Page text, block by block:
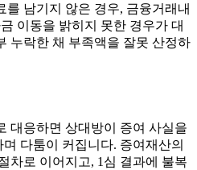
를 남기지 않은 경우, 금융거래내
이동을 밝히지 못한 경우가 대
누락한 채 부족액을 잘못 산정하
대응하면 상대방이 증여 사실을
다툼이 커집니다. 증여재산의
차로 이어지고, 1심 결과에 불복